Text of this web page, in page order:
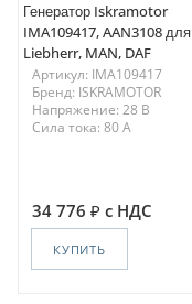
Генератор Iskramotor
IMA109417, AAN3108 для
Liebherr, MAN, DAF
Артикул: IMA109417
Бренд: ISKRAMOTOR
Напряжение: 28 В
Сила тока: 80 A
34 776 с НДС
КУПИТЬ